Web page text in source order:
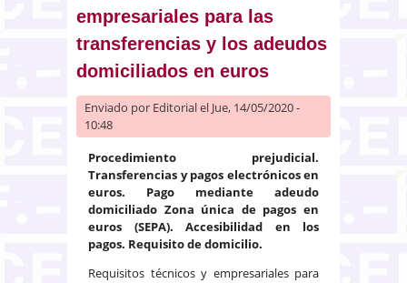
empresariales para las
transferencias y los adeudos
domiciliados en euros
Enviado por Editorialel Jue, 14/05/2020 -
10:48
Procedimiento prejudicial.
Transferencias y pagos electrónicos en
euros. Pago mediante adeudo
domiciliado Zona única de pagos en
euros (SEPA). Accesibilidad en los
pagos. Requisito de domicilio.
Requisitos técnicos y empresariales para